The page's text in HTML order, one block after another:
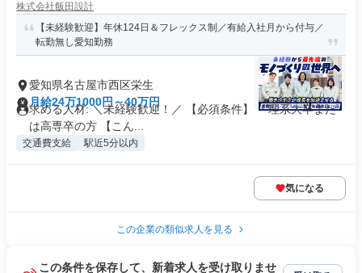
株式会社飯田設計
【未経験歓迎】年休124日＆フレックス制／有給入社月から付与／
転勤無し愛知勤務
愛知県名古屋市西区栄生
月給24万1000円～40万円
求める人材: ＼未経験歓迎！／ 【必須条件】 ・理系大卒また
は高専卒の方 【こん...
交通費支給 駅近5分以内
気になる
この企業の類似求人を見る
この条件を保存して、新着求人を受け取りませ